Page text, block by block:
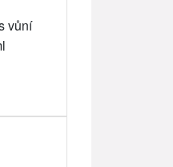
vůní